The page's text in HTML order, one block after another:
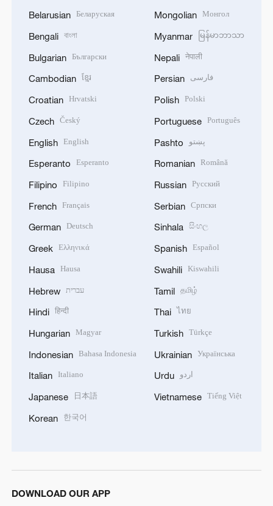
Belarusian Беларуская
Bengali বাংলা
Bulgarian Български
Cambodian ខ្មែរ
Croatian Hrvatski
Czech Český
English English
Esperanto Esperanto
Filipino Filipino
French Français
German Deutsch
Greek Ελληνικά
Hausa Hausa
Hebrew עברית
Hindi हिन्दी
Hungarian Magyar
Indonesian Bahasa Indonesia
Italian Italiano
Japanese 日本語
Korean 한국어
Mongolian Монгол
Myanmar မြန်မာဘာသာ
Nepali नेपाली
Persian فارسی
Polish Polski
Portuguese Português
Pashto پښتو
Romanian Română
Russian Русский
Serbian Српски
Sinhala සිංහල
Spanish Español
Swahili Kiswahili
Tamil தமிழ்
Thai ไทย
Turkish Türkçe
Ukrainian Українська
Urdu اردو
Vietnamese Tiếng Việt
DOWNLOAD OUR APP